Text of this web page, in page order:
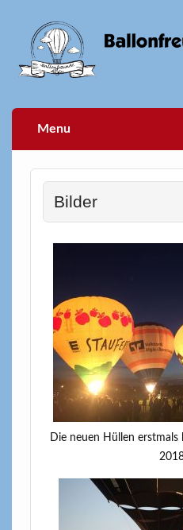
Menu
Bilder
Die neuen Hüllen